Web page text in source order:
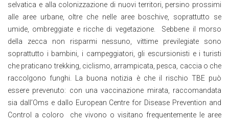
selvatica e alla colonizzazione di nuovi territori, persino prossimi
alle aree urbane, oltre che nelle aree boschive, soprattutto se
umide, ombreggiate e ricche di vegetazione. Sebbene il morso
della zecca non risparmi nessuno, vittime previlegiate sono
soprattutto i bambini, i campeggiatori, gli escursionisti e i turisti
che praticano trekking, ciclismo, arrampicata, pesca, caccia o che
raccolgono funghi. La buona notizia è che il rischio TBE può
essere prevenuto: con una vaccinazione mirata, raccomandata
sia dall’Oms e dallo European Centre for Disease Prevention and
Control a coloro che vivono o visitano frequentemente le aree